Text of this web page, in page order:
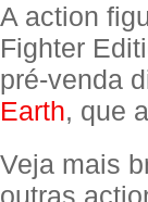
A action
Fighter
pré-venda
Earth, que
Veja mais
outras